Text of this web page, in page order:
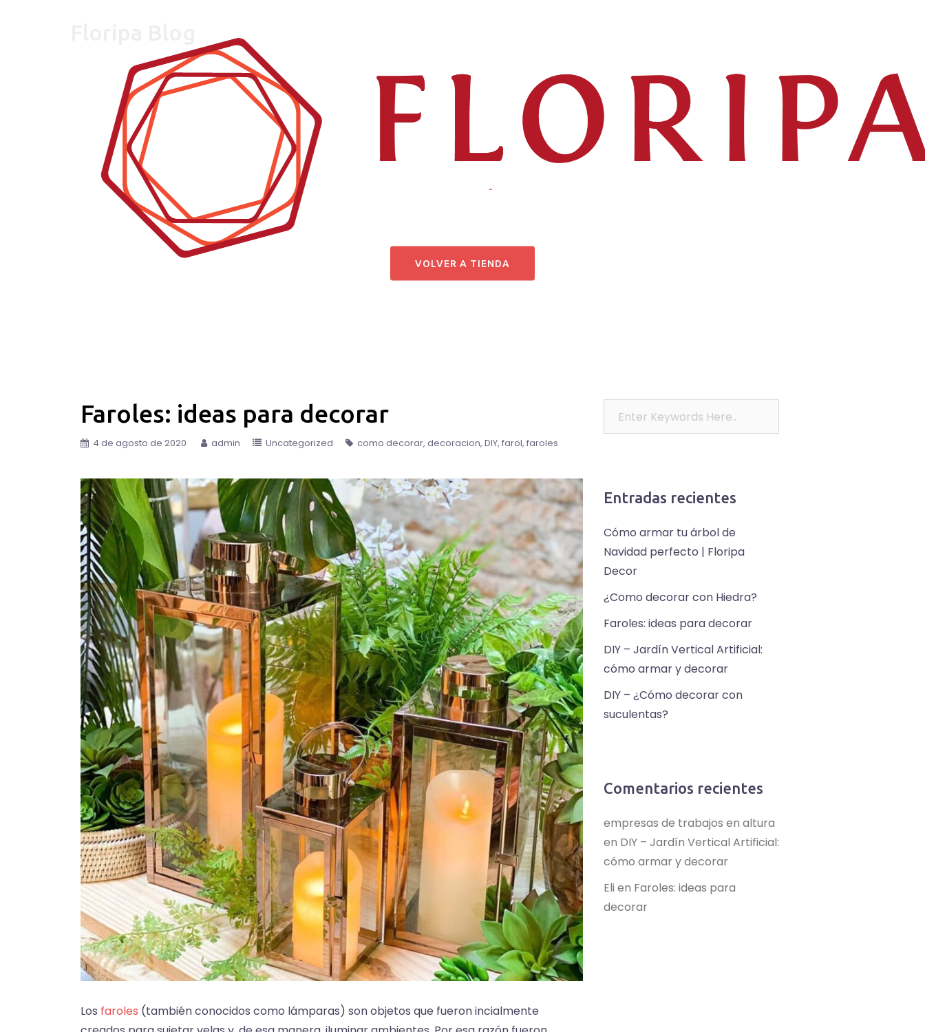
_
VOLVER A TIENDA
Faroles: ideas para decorar
4 de agosto de 2020 admin Uncategorized como decorar decoracion DIY farol faroles
Los faroles (también conocidos como lámparas) son objetos que fueron incialmente
Entradas recientes
Cómo armar tu árbol de
Navidad perfecto | Floripa
Decor
¿Como decorar con Hiedra?
Faroles: ideas para decorar
DIY – Jardín Vertical Artificial:
cómo armar y decorar
DIY – ¿Cómo decorar con
suculentas?
Comentarios recientes
empresas de trabajos en altura
en DIY – Jardín Vertical Artificial:
cómo armar y decorar
Eli en Faroles: ideas para
decorar